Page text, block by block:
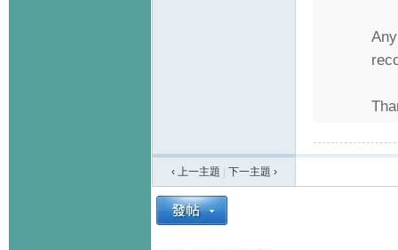
‹ 上一主題 下一主題 ›